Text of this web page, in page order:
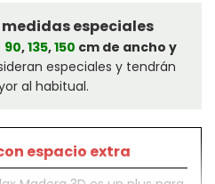
especiales
90,135,150 cm de ancho y
especiales y tendrán
al habitual.
espacio extra